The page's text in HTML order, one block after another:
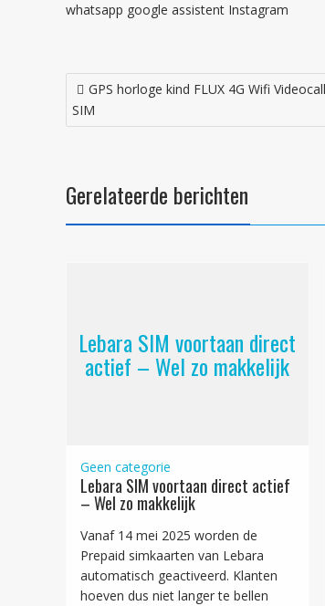
whatsapp google assistent Instagram
Bericht
navigatie
GPS horloge kind FLUX 4G Wifi
SIM
Gerelateerde berichten
Lebara SIM voortaan direct
actief – Wel zo makkelijk
Geen categorie
Lebara SIM voortaan direct actief
– Wel zo makkelijk
Vanaf 14 mei 2025 worden de
Prepaid simkaarten van Lebara
automatisch geactiveerd. Klanten
hoeven dus niet langer te bellen